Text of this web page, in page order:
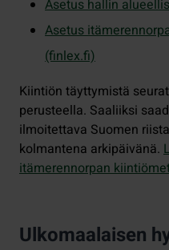
Asetus hallin
Asetus
(finlex.fi)
Kiintiön täyttymistä
perusteella. Saaliiksi
ilmoitettava Suomen
kolmantena arkipäivänä.
itämerennorpan
Ulkomaalaisen